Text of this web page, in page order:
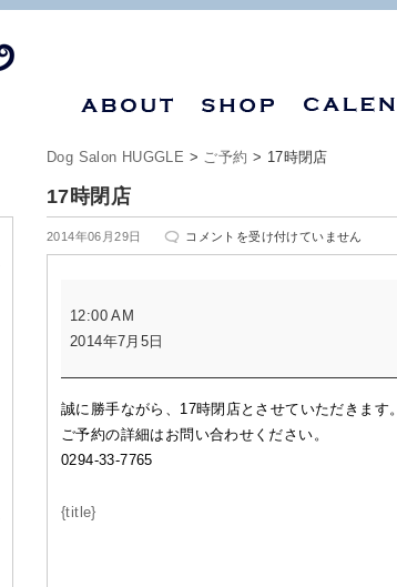
Dog Salon HUGGLE > ご予約 > 17時閉店
17時閉店
2014年06月29日
17
時
コメントを受け付けていません
時
閉
12:00 AM
2014年7月5日
誠に勝手ながら、17時閉店とさせていただきます。
ご予約の詳細はお問い合わせください。
0294-33-7765
{title}